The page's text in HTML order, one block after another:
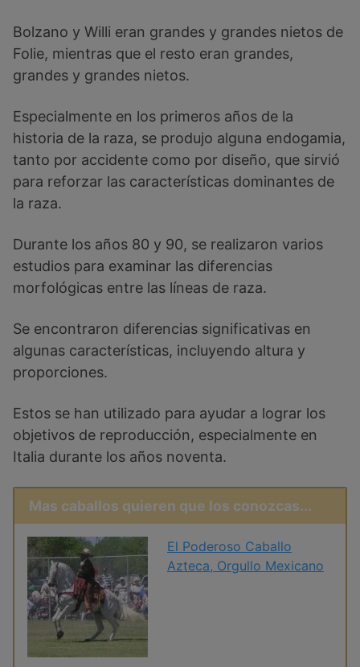
Bolzano y Willi eran grandes y grandes nietos de
Folie, mientras que el resto eran grandes,
grandes y grandes nietos.
Especialmente en los primeros años de la
historia de la raza, se produjo alguna endogamia,
tanto por accidente como por diseño, que sirvió
para reforzar las características dominantes de
la raza.
Durante los años 80 y 90, se realizaron varios
estudios para examinar las diferencias
morfológicas entre las líneas de raza.
Se encontraron diferencias significativas en
algunas características, incluyendo altura y
proporciones.
Estos se han utilizado para ayudar a lograr los
objetivos de reproducción, especialmente en
Italia durante los años noventa.
Mas caballos quieren que los conozcas...
El Poderoso Caballo
Azteca, Orgullo Mexicano